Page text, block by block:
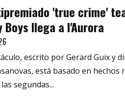
'true crime'
llega a l'Aurora
escrito por Gerard Guix y
está basado en hechos
segundas...